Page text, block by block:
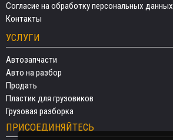
Согласие на обработку персональных данных
Контакты
УСЛУГИ
Автозапчасти
Авто на разбор
Продать
Пластик для грузовиков
Грузовая разборка
ПРИСОЕДИНЯЙТЕСЬ